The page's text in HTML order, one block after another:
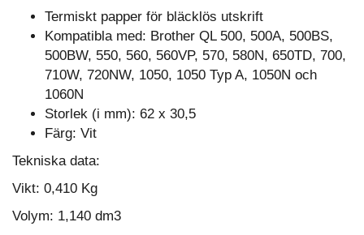
Termiskt papper för bläcklös utskrift
Kompatibla med: Brother QL 500, 500A, 500BS,
500BW, 550, 560, 560VP, 570, 580N, 650TD, 700,
710W, 720NW, 1050, 1050 Typ A, 1050N och
1060N
Storlek (i mm): 62 x 30,5
Färg: Vit
Tekniska data:
Vikt: 0,410 Kg
Volym: 1,140 dm3